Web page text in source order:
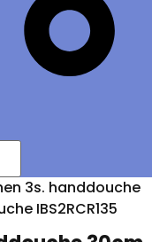
3s. handdouche
IBS2RCR135